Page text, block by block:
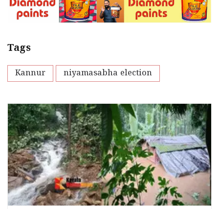
Tags
Kannur niyamasabha election